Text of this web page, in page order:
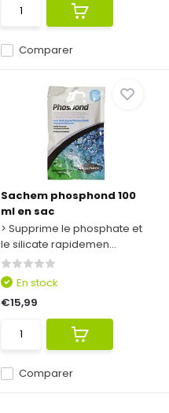
Comparer
Sachem phosphond 100
ml en sac
> Supprime le phosphate et
le silicate rapidemen...
Comparer
En stock
€15,99